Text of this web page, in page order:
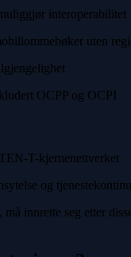
interoperabilitet
uten
OCPP og OCPI
T-kjernenettverket
og
innrette seg etter